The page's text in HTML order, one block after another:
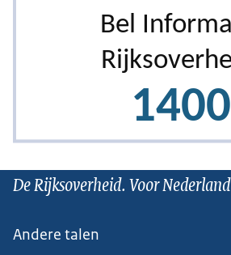
De Rijksoverheid. Voor Nederland
Andere talen